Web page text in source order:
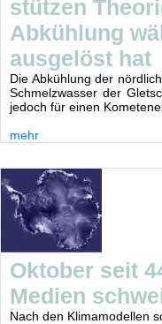
stützen
Abkühlung
ausgelöst hat
Die Abkühlung der
Schmelzwasser der
jedoch für einen
mehr
Oktober seit
Medien
Nach den Klimamodellen